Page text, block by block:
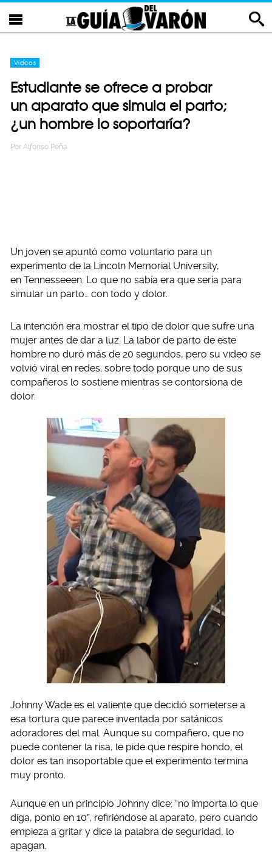
Videos
Estudiante se ofrece a probar
un aparato que simula el parto;
¿un hombre lo soportaría?
Por Alfonso Peña
Un joven se apuntó como voluntario para un
experimento de la Lincoln Memorial University,
en Tennesseeen. Lo que no sabía era que sería para
simular un parto… con todo y dolor.
La intención era mostrar el tipo de dolor que sufre una
mujer antes de dar a luz. La labor de parto de este
hombre no duró más de 20 segundos, pero su video se
volvió viral en redes; sobre todo porque uno de sus
compañeros lo sostiene mientras se contorsiona de
dolor.
Johnny Wade es el valiente que decidió someterse a
esa tortura que parece inventada por satánicos
adoradores del mal. Aunque su compañero, que no
puede contener la risa, le pide que respire hondo, el
dolor es tan insoportable que el experimento termina
muy pronto.
Aunque en un principio Johnny dice: “no importa lo que
diga, ponlo en 10”, refiriéndose al aparato, pero cuando
empieza a gritar y dice la palabra de seguridad, lo
apagan.